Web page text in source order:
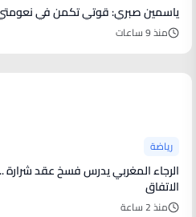
ياسمين صبري: قوتي تكمن في
منذ 9 ساعات
رياضة
الاتفاق
منذ 2 ساعة